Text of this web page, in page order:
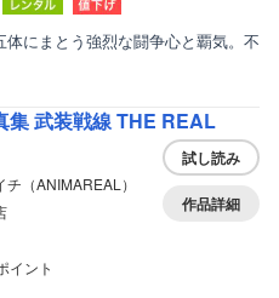
にまとう強烈な闘争心と覇気。不
集 武装戦線 THE REAL
（ANIMAREAL）
イント
試し読み
作品詳細